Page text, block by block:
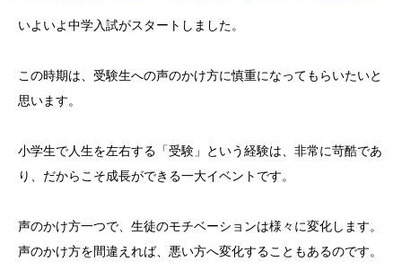
いよいよ中学入試がスタートしました。
この時期は、受験生への声のかけ方に慎重になってもらいたいと
思います。
小学生で人生を左右する「受験」という経験は、非常に苛酷であ
り、だからこそ成長ができる一大イベントです。
声のかけ方一つで、生徒のモチベーションは様々に変化します。
声のかけ方を間違えれば、悪い方へ変化することもあるのです。